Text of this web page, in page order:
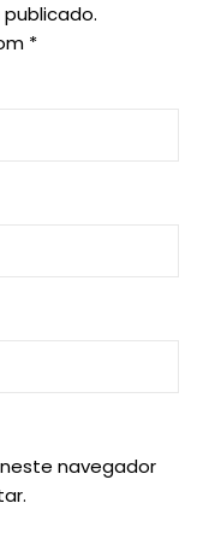
*
navegador